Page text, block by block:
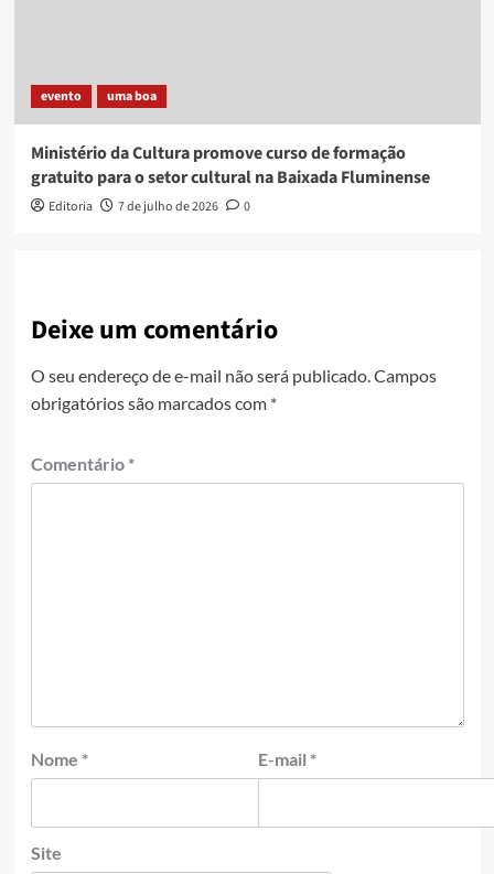
evento uma boa
Ministério da Cultura promove curso de formação
gratuito para o setor cultural na Baixada Fluminense
Editoria 7 de julho de 2026 0
Deixe um comentário
O seu endereço de e-mail não será publicado.Campos
obrigatórios são marcados com *
Comentário *
Nome * E-mail *
Site